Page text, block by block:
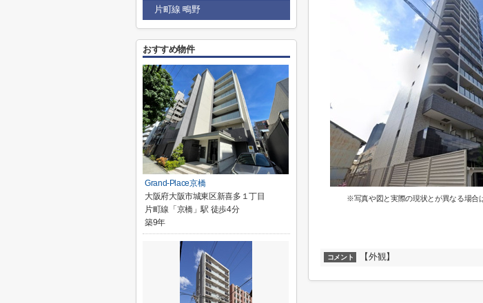
※写真や図と実際の現状とが異なる場合
コメント 【外観】
片町線 鴫野
おすすめ物件
Grand-Place京橋
大阪府大阪市城東区新喜多１丁目
片町線「京橋」駅 徒歩4分
築9年